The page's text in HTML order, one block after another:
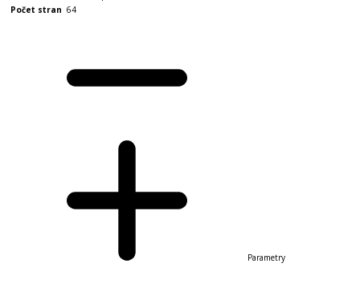
Počet stran 64
Parametry